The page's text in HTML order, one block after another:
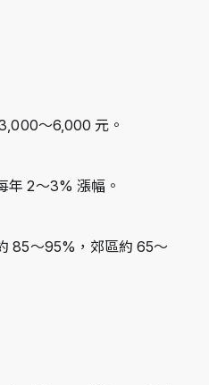
～6,000 元。
年 2～3% 漲幅。
85～95%，郊區約 65～